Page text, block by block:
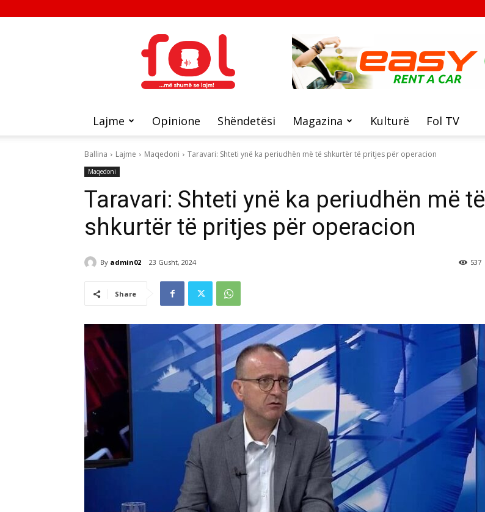
FOL
Lajme Opinione Shëndetësi Magazina Kulturë Fol TV
Ballina Lajme Maqedoni Taravari: Shteti ynë ka periudhën më të shkurtër të pritjes për operacion
Maqedoni
Taravari: Shteti ynë ka periudhën më të
shkurtër të pritjes për operacion
By admin02 23 Gusht, 2024 537
Share